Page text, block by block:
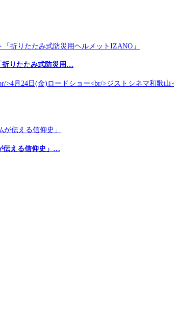
折りたたみ式防災用…
伝える信仰史」…